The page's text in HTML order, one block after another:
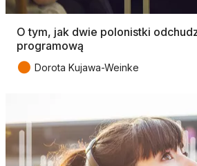
O tym, jak dwie polonistki
programową
● Dorota Kujawa-Weinke